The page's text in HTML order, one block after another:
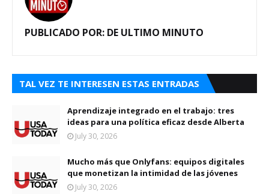
PUBLICADO POR: DE ULTIMO MINUTO
TAL VEZ TE INTERESEN ESTAS ENTRADAS
Aprendizaje integrado en el trabajo: tres
ideas para una política eficaz desde Alberta
July 30, 2026
Mucho más que Onlyfans: equipos digitales
que monetizan la intimidad de las jóvenes
July 30, 2026